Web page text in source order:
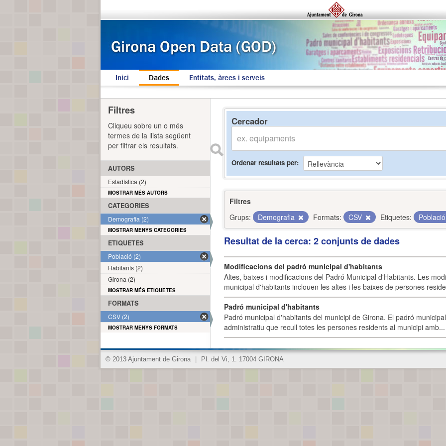
Inici Dades Entitats, àrees i serveis
Cercador
Ordenar resultats per
Filtres
Grups:
Demografia Formats: CSV Etiquetes:
Resultat de la cerca: 2 conjunts de dades
Modificacions del padró municipal d'habitants
Altes, baixes i modificacions del Padró Municipal d'Habitants. Les
municipal d'habitants inclouen les altes i les baixes de persones
Padró municipal d'habitants
Padró municipal d'habitants del municipi de Girona. El padró
administratiu que recull totes les persones residents al municipi amb...
Filtres
Cliqueu sobre un o més
termes de la llista següent
per filtrar els resultats.
AUTORS
Estadística (2)
MOSTRAR MÉS AUTORS
CATEGORIES
Demografia (2)
MOSTRAR MENYS CATEGORIES
ETIQUETES
Població (2)
Habitants (2)
Girona (2)
MOSTRAR MÉS ETIQUETES
FORMATS
CSV (2)
MOSTRAR MENYS FORMATS
© 2013 Ajuntament de Girona Pl. del Vi, 1. 17004 GIRONA